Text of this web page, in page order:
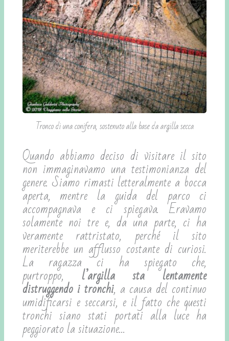
Tronco di una conifera, sostenuto alla base da argilla secca
Quando abbiamo deciso di visitare il sito
non immaginavamo una testimonianza del
genere. Siamo rimasti letteralmente a bocca
aperta, mentre la guida del parco ci
accompagnava e ci spiegava. Eravamo
solamente noi tre e, da una parte, ci ha
veramente rattristato, perché il sito
meriterebbe un afflusso costante di curiosi.
La ragazza ci ha spiegato che,
purtroppo, l’argilla sta lentamente
distruggendo i tronchi, a causa del continuo
umidificarsi e seccarsi, e il fatto che questi
tronchi siano stati portati alla luce ha
peggiorato la situazione…